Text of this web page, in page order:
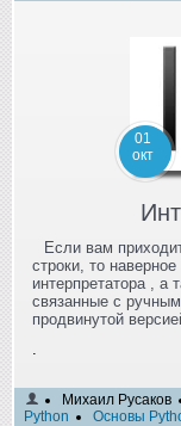
01
окт
Если вам
строки, то
интерпретатора , а
связанные с
продвинутой
Михаил Русаков
Python
Основы